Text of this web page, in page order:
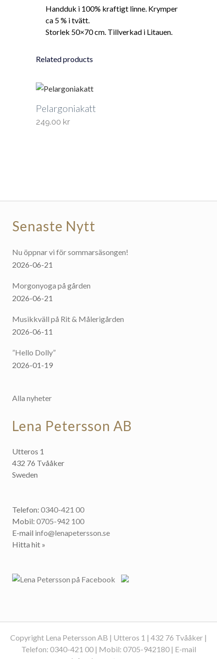
Handduk i 100% kraftigt linne. Krymper
ca 5 % i tvätt.
Storlek 50×70 cm. Tillverkad i Litauen.
Related products
Pelargoniakatt
249.00 kr
Senaste Nytt
Nu öppnar vi för sommarsäsongen!
2026-06-21
Morgonyoga på gården
2026-06-21
Musikkväll på Rit & Målerigården
2026-06-11
”Hello Dolly”
2026-01-19
Alla nyheter
Lena Petersson AB
Utteros 1
432 76 Tvååker
Sweden
Telefon: 0340-421 00
Mobil: 0705-942 100
E-mail info@lenapetersson.se
Hitta hit »
Copyright Lena Petersson AB | Utteros 1 | 432 76 Tvååker |
Telefon: 0340-421 00 | Mobil: 0705-942180 | E-mail